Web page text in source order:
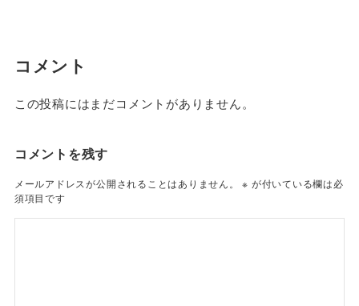
コメント
この投稿にはまだコメントがありません。
コメントを残す
メールアドレスが公開されることはありません。 ※ が付いている欄は必
須項目です